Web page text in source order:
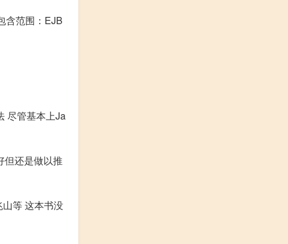
含范围：EJB
尽管基本上Ja
但还是做以推
等 这本书没